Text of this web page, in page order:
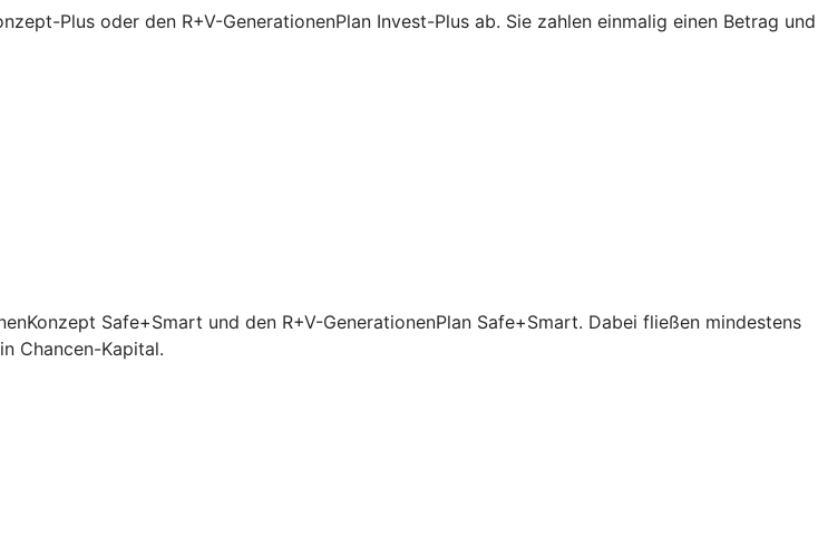
Plus oder den R+V-GenerationenPlan Invest-Plus ab. Sie zahlen einmalig einen Betrag und
Safe+Smart und den R+V-GenerationenPlan Safe+Smart. Dabei fließen mindestens
Chancen-Kapital.